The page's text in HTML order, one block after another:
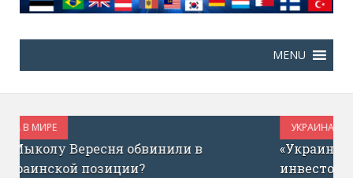
УКРАИНА В МИРЕ
ИЮЛЬ 1, 2017
«Украина сегодня – как Израиль до ICQ»:
инвестор Эйтан Кац о запуске фонда для